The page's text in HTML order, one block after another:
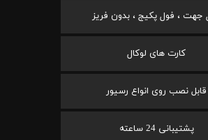
جهت ، فول پکیج ، بدون فریز
کارت های لوکال
قابل نصب روی انواع رسیور
پشتیبانی 24 ساعته